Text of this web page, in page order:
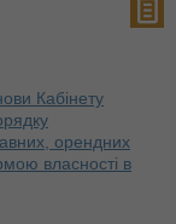
Кабінету
орендних
власності в